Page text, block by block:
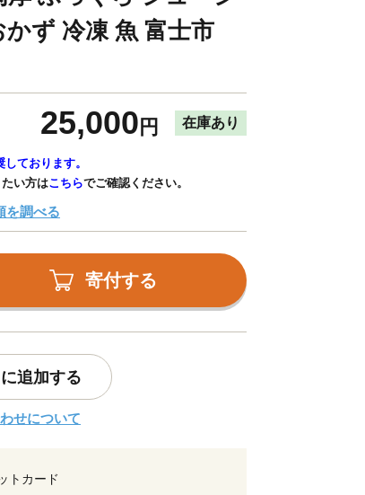
ず 冷凍 魚 富士市
25,000 円 在庫あり
しております。
い方はこちらでご確認ください。
を調べる
寄付する
追加する
せについて
トカード